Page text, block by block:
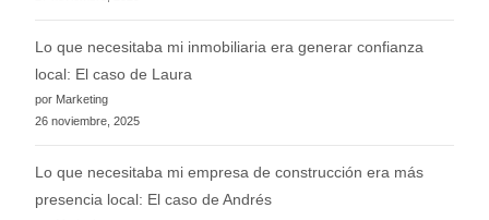
Lo que necesitaba mi inmobiliaria era generar confianza
local: El caso de Laura
por Marketing
26 noviembre, 2025
Lo que necesitaba mi empresa de construcción era más
presencia local: El caso de Andrés